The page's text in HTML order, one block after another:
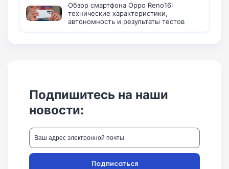
Обзор смартфона Oppo Reno16:
технические характеристики,
автономность и результаты тестов
Подпишитесь на наши
новости:
Подписаться